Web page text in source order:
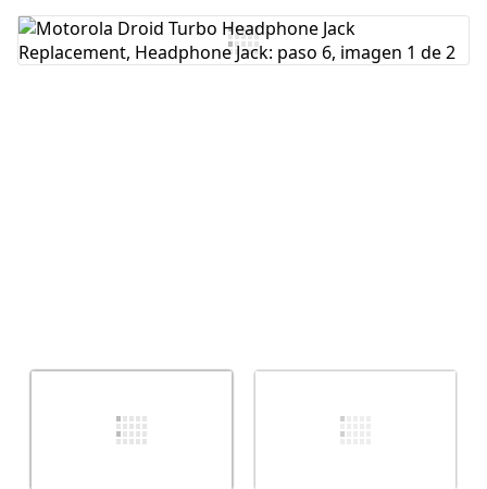
Agregar Comentario